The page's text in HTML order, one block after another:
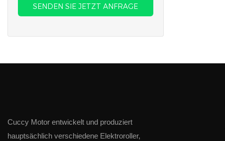
SENDEN SIE JETZT ANFRAGE
Cuccy Motor entwickelt und produziert
hauptsächlich verschiedene Elektroroller,